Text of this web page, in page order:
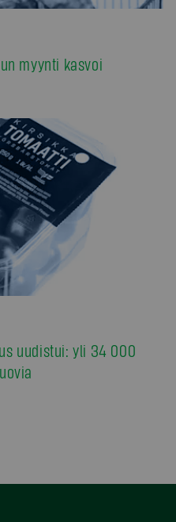
myynti kasvoi
uudistui: yli 34 000